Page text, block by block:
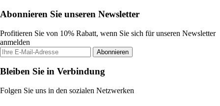
Abonnieren Sie unseren Newsletter
Profitieren Sie von 10% Rabatt, wenn Sie sich für unseren Newsletter
anmelden
Abonnieren
Bleiben Sie in Verbindung
Folgen Sie uns in den sozialen Netzwerken